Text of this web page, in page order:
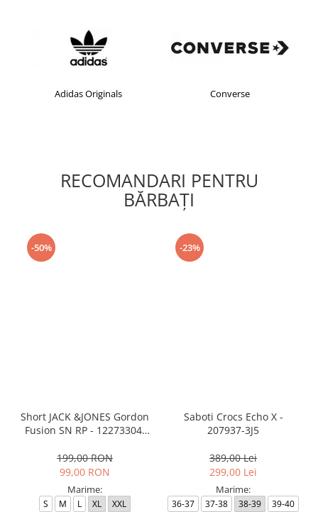
Adidas Originals Converse
RECOMANDARI PENTRU
BĂRBAŢI
-50%
Short JACK &JONES Gordon
Fusion SN RP - 12273304-
199,00 RON
99,00 RON
Marime:
S M L XL XXL
-23%
Saboti Crocs Echo X -
207937-3J5
389,00 Lei
299,00 Lei
Marime:
36-37 37-38 38-39
39-40